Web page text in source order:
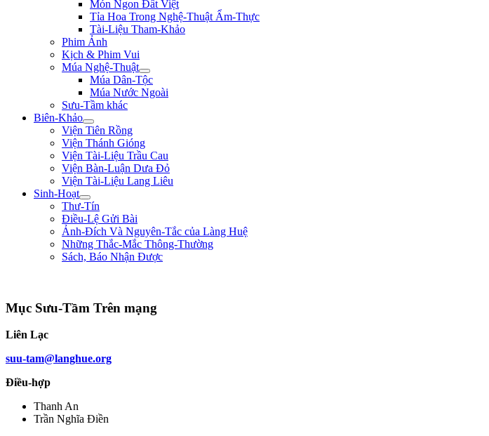
Món Ngon Đất Việt
Tỉa Hoa Trong Nghệ-Thuật Ẩm-Thực
Tài-Liệu Tham-Khảo
Phim Ảnh
Kịch & Phim Vui
Múa Nghệ-Thuật
Múa Dân-Tộc
Múa Nước Ngoài
Sưu-Tầm khác
Biên-Khảo
Viện Tiên Rồng
Viện Thánh Gióng
Viện Tài-Liệu Trầu Cau
Viện Bàn-Luận Dưa Đỏ
Viện Tài-Liệu Lang Liêu
Sinh-Hoạt
Thư-Tín
Điều-Lệ Gửi Bài
Ảnh-Đích Và Nguyên-Tắc của Làng Huệ
Những Thắc-Mắc Thông-Thường
Sách, Báo Nhận Được
Mục Sưu-Tầm Trên mạng
Liên Lạc
suu-tam@langhue.org
Điều-hợp
Thanh An
Trần Nghĩa Điền